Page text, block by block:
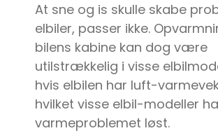
At sne og is skulle skabe
elbiler, passer ikke.
bilens kabine kan dog være
utilstrækkelig i visse
hvis elbilen har luft-
hvilket visse elbil-modeller
varmeproblemet løst.